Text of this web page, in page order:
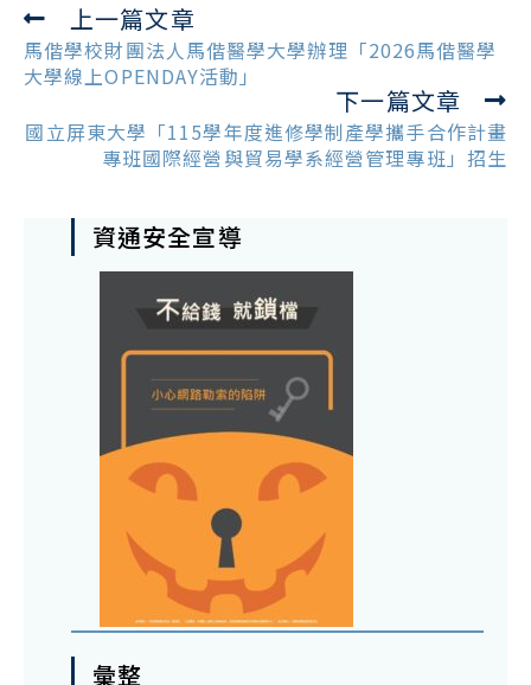
Read
more
articles
上一篇文章
馬偕學校財團法人馬偕醫學大學辦理「2026馬偕醫學
大學線上OPENDAY活動」
下一篇文章
國立屏東大學「115學年度進修學制產學攜手合作計畫
專班國際經營與貿易學系經營管理專班」招生
資通安全宣導
彙整